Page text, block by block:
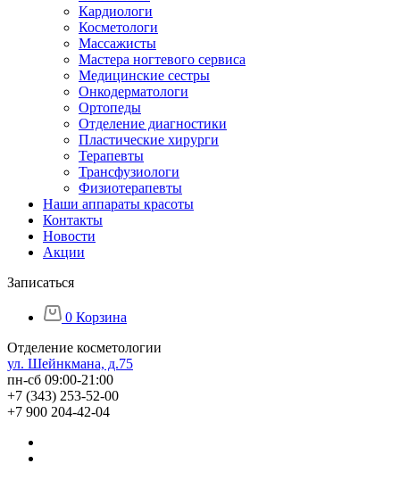
Кардиологи
Косметологи
Массажисты
Мастера ногтевого сервиса
Медицинские сестры
Онкодерматологи
Ортопеды
Отделение диагностики
Пластические хирурги
Терапевты
Трансфузиологи
Физиотерапевты
Наши аппараты красоты
Контакты
Новости
Акции
Записаться
0 Корзина
Отделение косметологии
ул. Шейнкмана, д.75
пн-сб 09:00-21:00
+7 (343) 253-52-00
+7 900 204-42-04